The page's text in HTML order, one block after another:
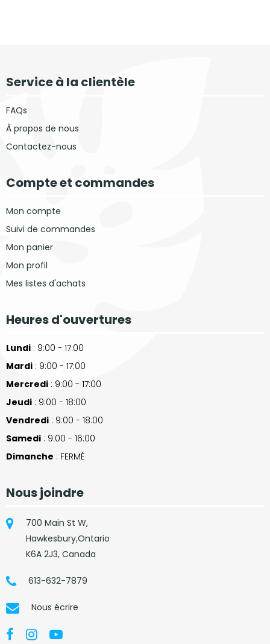
Service à la clientèle
FAQs
À propos de nous
Contactez-nous
Compte et commandes
Mon compte
Suivi de commandes
Mon panier
Mon profil
Mes listes d'achats
Heures d'ouvertures
Lundi : 9:00 - 17:00
Mardi : 9:00 - 17:00
Mercredi : 9:00 - 17:00
Jeudi : 9:00 - 18:00
Vendredi : 9:00 - 18:00
Samedi : 9:00 - 16:00
Dimanche : FERMÉ
Nous joindre
700 Main St W,
Hawkesbury,Ontario
K6A 2J3, Canada
613-632-7879
Nous écrire